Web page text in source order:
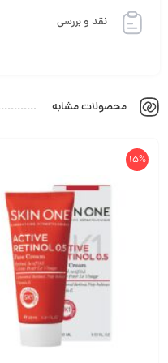
نقد و بررسی
محصولات مشابه
15%